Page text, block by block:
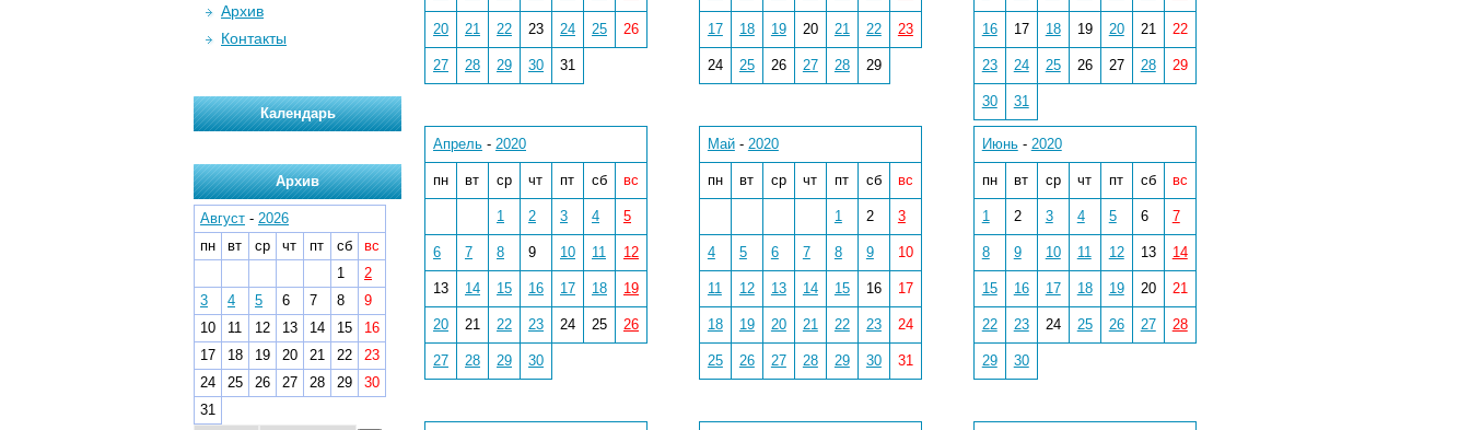
20 21 22 23 24 25 26
27 28 29 30 31
17 18 19 20 21 22 23
24 25 26 27 28 29
16 17 18 19 20 21 22
23 24 25 26 27 28 29
30 31
Апрель - 2020
пн вт ср чт пт сб вс
1 2 3 4 5
6 7 8 9 10 11 12
13 14 15 16 17 18 19
20 21 22 23 24 25 26
27 28 29 30
Май- 2020
пн вт ср чт пт сб вс
1 2 3
4 5 6 7 8 9 10
11 12 13 14 15 16 17
18 19 20 21 22 23 24
25 26 27 28 29 30 31
Июнь- 2020
пн вт ср чт пт сб вс
1 2 3 4 5 6 7
8 9 10 11 12 13 14
15 16 17 18 19 20 21
22 23 24 25 26 27 28
29 30
Архив
Контакты
Календарь
Архив
Август - 2026
пн
вт ср чт пт сб
вс
1
2
3
4 5 6 7 8
9
10
11 12 13 14 15
16
17
18 19 20 21 22
23
24
25 26 27 28 29
30
31